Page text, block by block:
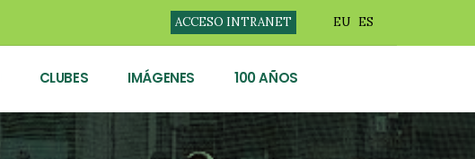
ACCESO INTRANET EU ES
CLUBES IMÁGENES 100 AÑOS